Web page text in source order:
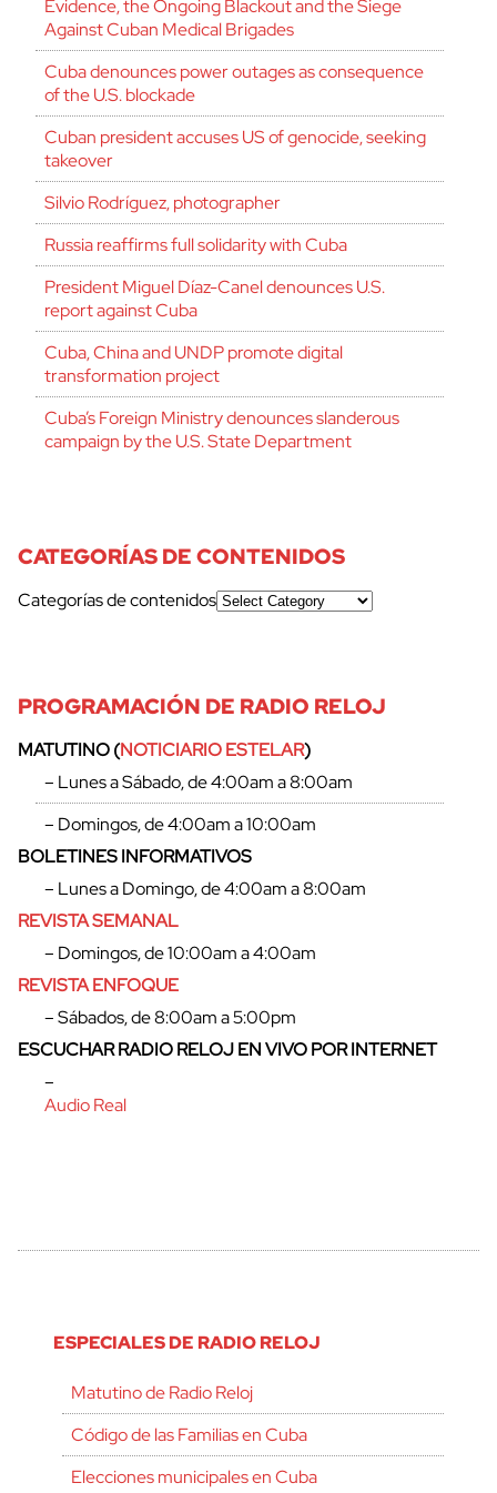
Evidence, the Ongoing Blackout and the Siege
Against Cuban Medical Brigades
Cuba denounces power outages as consequence
of the U.S. blockade
Cuban president accuses US of genocide, seeking
takeover
Silvio Rodríguez, photographer
Russia reaffirms full solidarity with Cuba
President Miguel Díaz-Canel denounces U.S.
report against Cuba
Cuba, China and UNDP promote digital
transformation project
Cuba’s Foreign Ministry denounces slanderous
campaign by the U.S. State Department
CATEGORÍAS DE CONTENIDOS
Categorías de contenidos
PROGRAMACIÓN DE RADIO RELOJ
MATUTINO (NOTICIARIO ESTELAR)
– Lunes a Sábado, de 4:00am a 8:00am
– Domingos, de 4:00am a 10:00am
BOLETINES INFORMATIVOS
– Lunes a Domingo, de 4:00am a 8:00am
REVISTA SEMANAL
– Domingos, de 10:00am a 4:00am
REVISTA ENFOQUE
– Sábados, de 8:00am a 5:00pm
ESCUCHAR RADIO RELOJ EN VIVO POR INTERNET
–
Audio Real
ESPECIALES DE RADIO RELOJ
Matutino de Radio Reloj
Código de las Familias en Cuba
Elecciones municipales en Cuba